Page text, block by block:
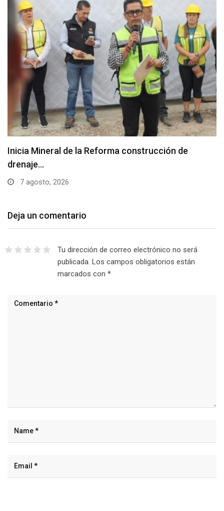
Inicia Mineral de la Reforma construcción de
drenaje…
7 agosto, 2026
Deja un comentario
Tu dirección de correo electrónico no será
publicada. Los campos obligatorios están
marcados con *